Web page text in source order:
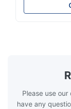
enterprise
making
UV plate
making
Please use
have any